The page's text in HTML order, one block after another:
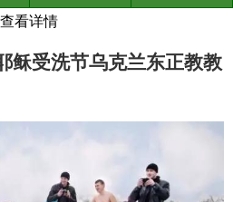
查看详情
稣受洗节乌克兰东正教教